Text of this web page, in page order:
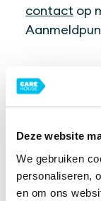
Deze website
We gebruiken
personaliseren,
en om ons
contact op